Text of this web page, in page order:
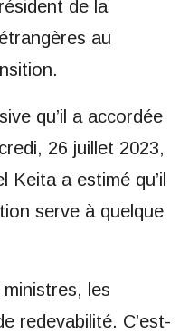
de la
au
qu’il a accordée
26 juillet 2023,
a estimé qu’il
serve à quelque
ministres, les
redevabilité. C’est-